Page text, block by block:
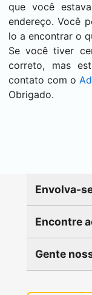
que você
endereço. Você
lo a encontrar o
Se você tiver
correto, mas
contato com o
Obrigado.
Envolva-
Encontre
Gente